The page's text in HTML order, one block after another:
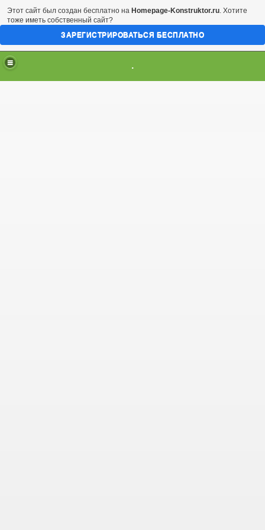
.
Этот сайт был создан бесплатно на Homepage-Konstruktor.ru. Хотите
тоже иметь собственный сайт?
ЗАРЕГИСТРИРОВАТЬСЯ БЕСПЛАТНО